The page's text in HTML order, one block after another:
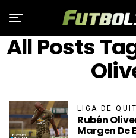
All Posts
LIGA DE
Rubén
Margen De